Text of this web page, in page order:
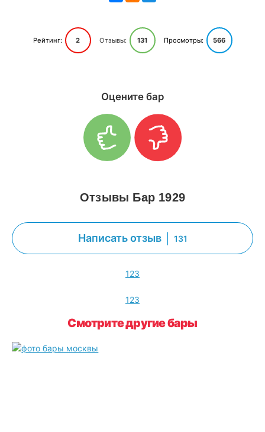
Рейтинг: 2 Отзывы: 131 Просмотры: 566
Оцените бар
Отзывы Бар 1929
Написать отзыв 131
123
123
Смотрите другие бары